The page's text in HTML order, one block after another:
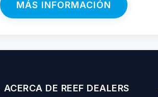
MÁS INFORMACIÓN
ACERCA DE REEF DEALERS